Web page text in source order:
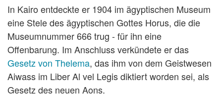
In Kairo entdeckte er 1904 im ägyptischen Museum
eine Stele des ägyptischen Gottes Horus, die die
Museumnummer 666 trug - für ihn eine
Offenbarung. Im Anschluss verkündete er das
Gesetz von Thelema, das ihm von dem Geistwesen
Aiwass im Liber Al vel Legis diktiert worden sei, als
Gesetz des neuen Aons.